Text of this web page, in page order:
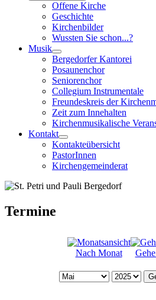
Offene Kirche
Geschichte
Kirchenbilder
Wussten Sie schon...?
Musik
Bergedorfer Kantorei
Posaunenchor
Seniorenchor
Collegium Instrumentale
Freundeskreis der
Zeit zum Innehalten
Kirchenmusikalische
Kontakt
Kontakteübersicht
PastorInnen
Kirchengemeinderat
Termine
Nach Monat